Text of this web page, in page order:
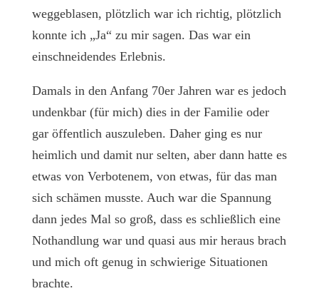
weggeblasen, plötzlich war ich richtig, plötzlich
konnte ich „Ja“ zu mir sagen. Das war ein
einschneidendes Erlebnis.
Damals in den Anfang 70er Jahren war es jedoch
undenkbar (für mich) dies in der Familie oder
gar öffentlich auszuleben. Daher ging es nur
heimlich und damit nur selten, aber dann hatte es
etwas von Verbotenem, von etwas, für das man
sich schämen musste. Auch war die Spannung
dann jedes Mal so groß, dass es schließlich eine
Nothandlung war und quasi aus mir heraus brach
und mich oft genug in schwierige Situationen
brachte.